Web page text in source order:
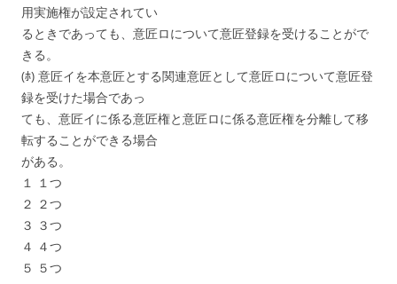
用実施権が設定されてい
るときであっても、意匠ロについて意匠登録を受けることがで
きる。
(ﾎ) 意匠イを本意匠とする関連意匠として意匠ロについて意匠登
録を受けた場合であっ
ても、意匠イに係る意匠権と意匠ロに係る意匠権を分離して移
転することができる場合
がある。
１ １つ
２ ２つ
３ ３つ
４ ４つ
５ ５つ